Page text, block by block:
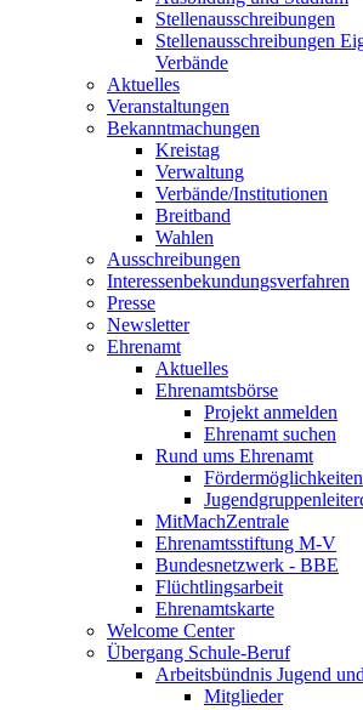
Stellenausschreibungen
Stellenausschreibungen
Verbände
Aktuelles
Veranstaltungen
Bekanntmachungen
Kreistag
Verwaltung
Verbände/Institutionen
Breitband
Wahlen
Ausschreibungen
Interessen­bekundungsverfahren
Presse
Newsletter
Ehrenamt
Aktuelles
Ehrenamtsbörse
Projekt anmelden
Ehrenamt suchen
Rund ums Ehrenamt
Fördermöglichkeiten
MitMachZentrale
Ehrenamtsstiftung M-V
Bundesnetzwerk - BBE
Flüchtlingsarbeit
Ehrenamtskarte
Welcome Center
Übergang Schule-Beruf
Arbeitsbündnis Jugend
Mitglieder